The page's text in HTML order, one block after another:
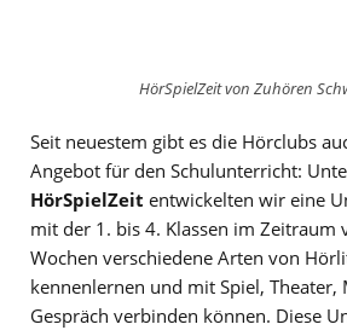
HörSpielZeit von Zuhören
Seit neuestem gibt es die Hörclubs
Angebot für den Schulunterricht:
HörSpielZeit entwickelten wir eine
mit der 1. bis 4. Klassen im Zeitraum
Wochen verschiedene Arten von
kennenlernen und mit Spiel, Theater,
Gespräch verbinden können. Diese